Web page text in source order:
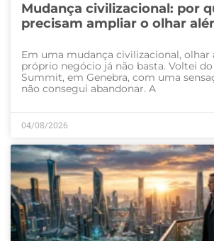
Mudança civilizacional: por
precisam ampliar o olhar
Em uma mudança civilizacional, olhar
próprio negócio já não basta. Voltei
Summit, em Genebra, com uma
não consegui abandonar. A
04/08/2026